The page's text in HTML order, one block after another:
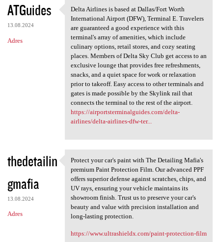
ATGuides
13.08.2024
Adres
Delta Airlines is based at
Delta Airlines is based at Dallas/Fort Worth
International Airport (DFW), Terminal E. Travelers
are guaranteed a good experience with this
terminal's array of amenities, which include
culinary options, retail stores, and cozy seating
places. Members of Delta Sky Club get access to an
exclusive lounge that provides free refreshments,
snacks, and a quiet space for work or relaxation
prior to takeoff. Easy access to other terminals and
gates is made possible by the Skylink rail that
connects the terminal to the rest of the airport.
https://airportsterminalguides.com/delta-
airlines/delta-airlines-dfw-ter...
thedetailin
gmafia
13.08.2024
Adres
Protect your car's paint with
Protect your car's paint with The Detailing Mafia's
premium Paint Protection Film. Our advanced PPF
offers superior defense against scratches, chips, and
UV rays, ensuring your vehicle maintains its
showroom finish. Trust us to preserve your car's
beauty and value with precision installation and
long-lasting protection.
https://www.ultrashieldx.com/paint-protection-film